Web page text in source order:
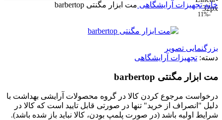
خانهتجهیزات آرایشگاهی مت ابزار مگنتی barbertop
-11%
بزرگنمایی تصویر
دسته: تجهیزات آرایشگاهی
مت ابزار مگنتی barbertop
درخواست مرجوع کردن کالا در گروه محصولات آرایشی بهداشت با
دلیل "انصراف از خرید" تنها در صورتی قابل تایید است که کالا در
شرایط اولیه باشد (در صورت پلمپ بودن، کالا نباید باز شده باشد).